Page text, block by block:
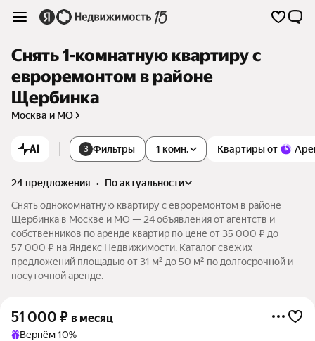
Снять 1-комнатную квартиру с
евроремонтом в районе
Щербинка
Москва и МО
AI 3 Фильтры Квартиры от
1 комн.
24 предложения •
по актуальности
Снять однокомнатную квартиру с евроремонтом в районе
Щербинка в Москве и МО — 24 объявления от агентств и
собственников по аренде квартир по цене от 35 000 ₽ до
57 000 ₽ на Яндекс Недвижимости. Каталог свежих
предложений площадью от 31 м² до 50 м² по долгосрочной и
посуточной аренде.
51 000 ₽ в месяц
Вернём 10%